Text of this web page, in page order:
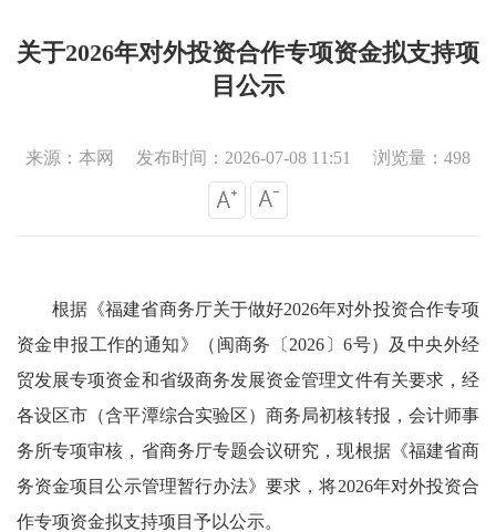
关于2026年对外投资合作专项资金拟支持项
目公示
来源：本网 发布时间：2026-07-08 11:51 浏览量：498
根据《福建省商务厅关于做好2026年对外投资合作专项
资金申报工作的通知》（闽商务〔2026〕6号）及中央外经
贸发展专项资金和省级商务发展资金管理文件有关要求，经
各设区市（含平潭综合实验区）商务局初核转报，会计师事
务所专项审核，省商务厅专题会议研究，现根据《福建省商
务资金项目公示管理暂行办法》要求，将2026年对外投资合
作专项资金拟支持项目予以公示。